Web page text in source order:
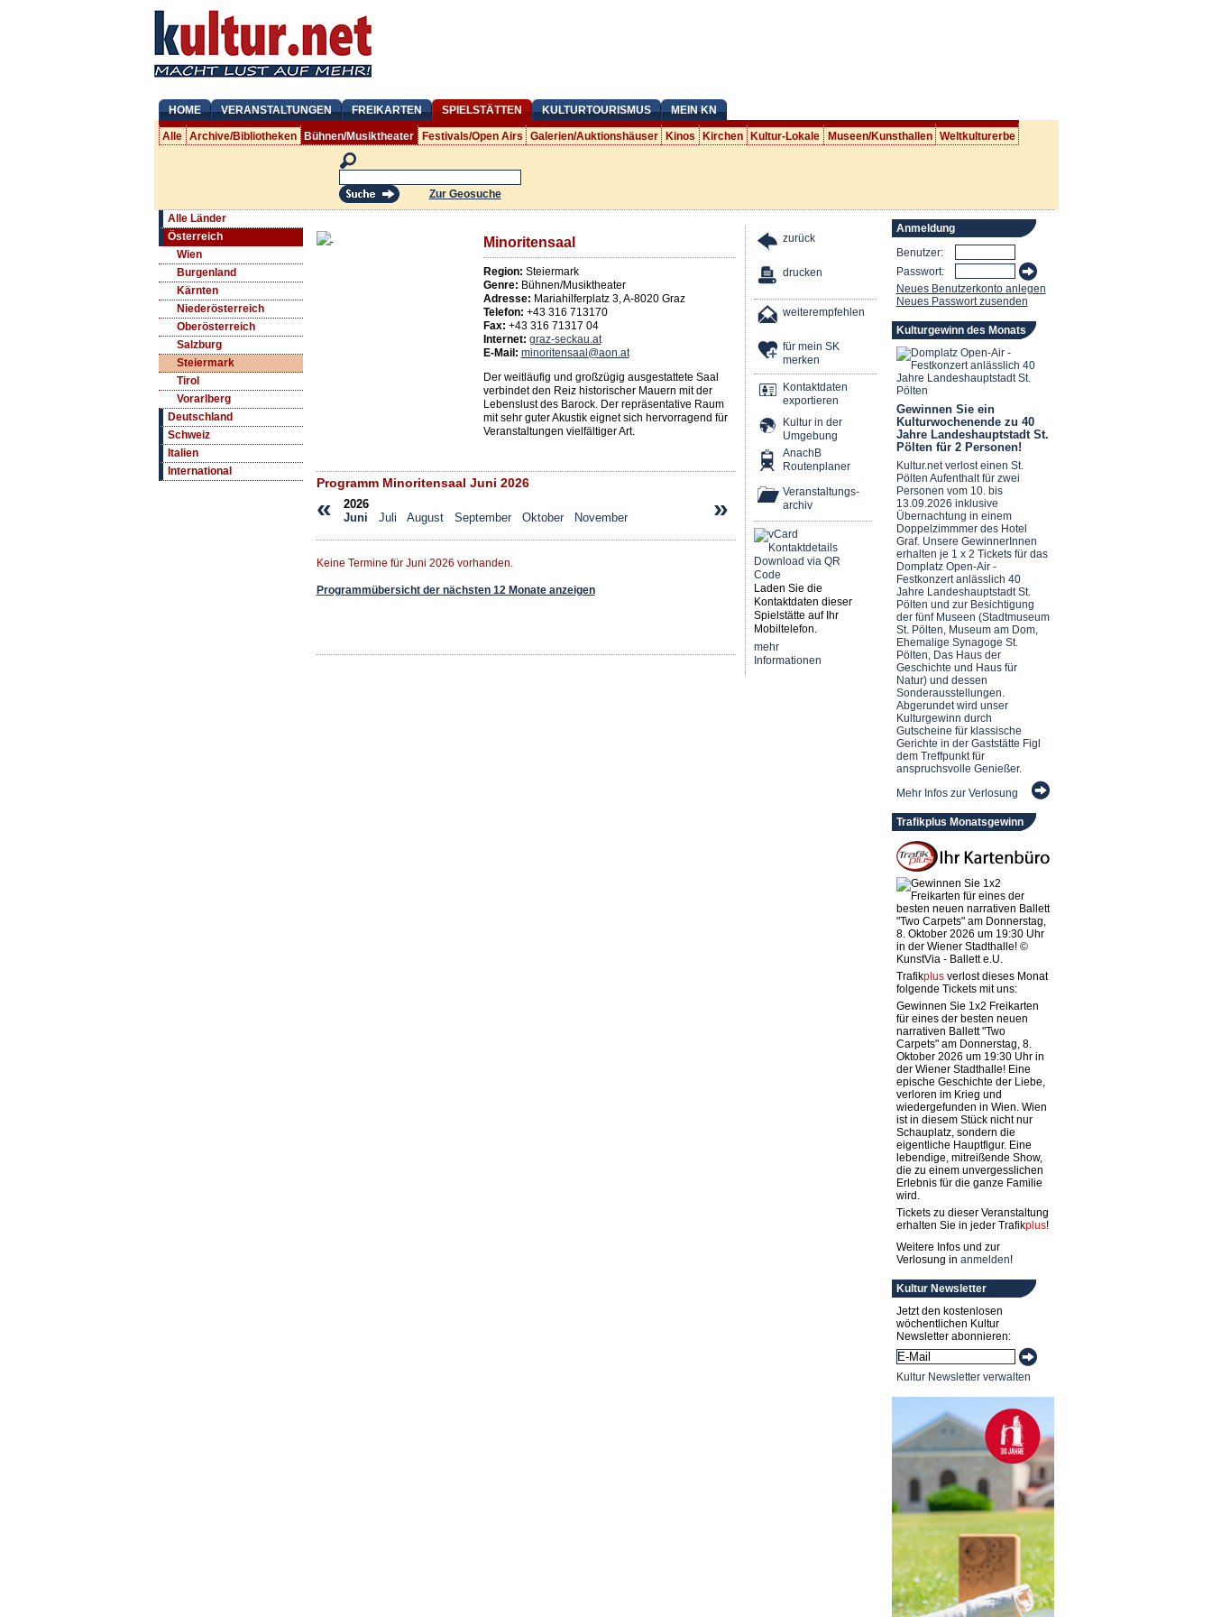
HOME VERANSTALTUNGEN FREIKARTEN SPIELSTÄTTEN KULTURTOURISMUS MEIN KN
Alle Archive/Bibliotheken Bühnen/Musiktheater Festivals/Open Airs Galerien/Auktionshäuser Kinos Kirchen Kultur-Lokale Museen/Kunsthallen Weltkulturerbe
Zur Geosuche
Alle Länder
Österreich
Wien
Burgenland
Kärnten
Niederösterreich
Oberösterreich
Salzburg
Steiermark
Tirol
Vorarlberg
Deutschland
Schweiz
Italien
International
Minoritensaal
Region: Steiermark
Genre: Bühnen/Musiktheater
Adresse: Mariahilferplatz 3,A-8020 Graz
Telefon: +43 316 713170
Fax: +43 316 71317 04
Internet: graz-seckau.at
E-Mail: minoritensaal@aon.at
Der weitläufig und großzügig ausgestattete Saal
verbindet den Reiz historischer Mauern mit der
Lebenslust des Barock. Der repräsentative Raum
mit sehr guter Akustik eignet sich hervorragend für
Veranstaltungen vielfältiger Art.
Programm Minoritensaal Juni 2026
« »
2026
Juni
Juli August September Oktober November
Keine Termine für Juni 2026 vorhanden.
Programmübersicht der nächsten 12 Monate anzeigen
zurück
drucken
weiterempfehlen
für mein SK
merken
Kontaktdaten
exportieren
Kultur in der
Umgebung
AnachB
Routenplaner
Veranstaltungs-
archiv
Laden Sie die
Kontaktdaten dieser
Spielstätte auf Ihr
Mobiltelefon.
mehr
Informationen
Anmeldung
Benutzer:
Passwort:
Neues Benutzerkonto anlegen
Neues Passwort zusenden
Kulturgewinn des Monats
Gewinnen Sie ein
Kulturwochenende zu 40
Jahre Landeshauptstadt St.
Pölten für 2 Personen!
Kultur.net verlost einen St.
Pölten Aufenthalt für zwei
Personen vom 10. bis
13.09.2026 inklusive
Übernachtung in einem
Doppelzimmmer des Hotel
Graf. Unsere GewinnerInnen
erhalten je 1 x 2 Tickets für das
Domplatz Open-Air -
Festkonzert anlässlich 40
Jahre Landeshauptstadt St.
Pölten und zur Besichtigung
der fünf Museen (Stadtmuseum
St. Pölten, Museum am Dom,
Ehemalige Synagoge St.
Pölten, Das Haus der
Geschichte und Haus für
Natur) und dessen
Sonderausstellungen.
Abgerundet wird unser
Kulturgewinn durch
Gutscheine für klassische
Gerichte in der Gaststätte Figl
dem Treffpunkt für
anspruchsvolle Genießer.
Mehr Infos zur Verlosung
Trafikplus Monatsgewinn
Trafikplusverlost dieses Monat
folgende Tickets mit uns:
Gewinnen Sie 1x2 Freikarten
für eines der besten neuen
narrativen Ballett "Two
Carpets" am Donnerstag, 8.
Oktober 2026 um 19:30 Uhr in
der Wiener Stadthalle! Eine
epische Geschichte der Liebe,
verloren im Krieg und
wiedergefunden in Wien. Wien
ist in diesem Stück nicht nur
Schauplatz, sondern die
eigentliche Hauptfigur. Eine
lebendige, mitreißende Show,
die zu einem unvergesslichen
Erlebnis für die ganze Familie
wird.
Tickets zu dieser Veranstaltung
erhalten Sie in jeder Trafikplus!
Weitere Infos und zur
Verlosung in anmelden!
Kultur Newsletter
Jetzt den kostenlosen
wöchentlichen Kultur
Newsletter abonnieren:
Kultur Newsletter verwalten